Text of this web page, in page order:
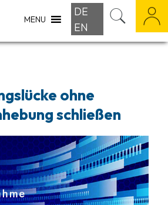
MENU
DE
EN
ohne
schließen